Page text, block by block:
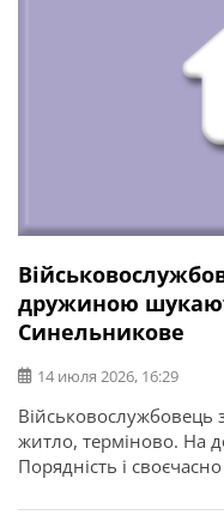
дружиною
Синельникове
14 июля 2026, 16:29
житло, терміново. На
Порядність і